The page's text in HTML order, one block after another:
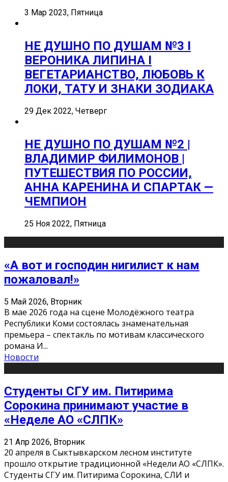
3 Мар 2023, Пятница
НЕ ДУШНО ПО ДУШАМ №3 I
ВЕРОНИКА ЛИПИНА I
ВЕГЕТАРИАНСТВО, ЛЮБОВЬ К
ЛОКИ, ТАТУ И ЗНАКИ ЗОДИАКА
29 Дек 2022, Четверг
НЕ ДУШНО ПО ДУШАМ №2 |
ВЛАДИМИР ФИЛИМОНОВ |
ПУТЕШЕСТВИЯ ПО РОССИИ,
АННА КАРЕНИНА И СПАРТАК —
ЧЕМПИОН
25 Ноя 2022, Пятница
«А вот и господин нигилист к нам
пожаловал!»
5 Май 2026, Вторник
В мае 2026 года на сцене Молодёжного театра
Республики Коми состоялась знаменательная
премьера – спектакль по мотивам классического
романа И...
Новости
Студенты СГУ им. Питирима
Сорокина принимают участие в
«Неделе АО «СЛПК»
21 Апр 2026, Вторник
20 апреля в Сыктывкарском лесном институте
прошло открытие традиционной «Недели АО «СЛПК».
Студенты СГУ им. Питирима Сорокина, СЛИ и